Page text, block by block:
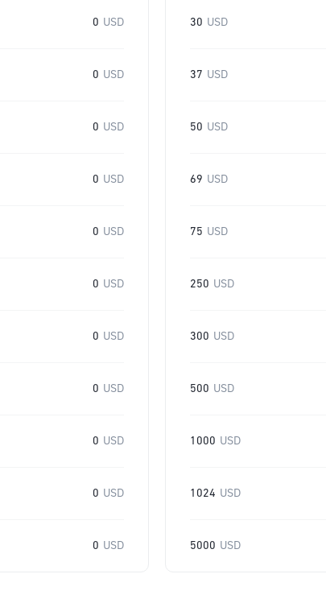
0 USD
0 USD
0 USD
0 USD
0 USD
0 USD
0 USD
0 USD
0 USD
0 USD
0 USD
30 USD
37 USD
50 USD
69 USD
75 USD
250 USD
300 USD
500 USD
1000 USD
1024 USD
5000 USD